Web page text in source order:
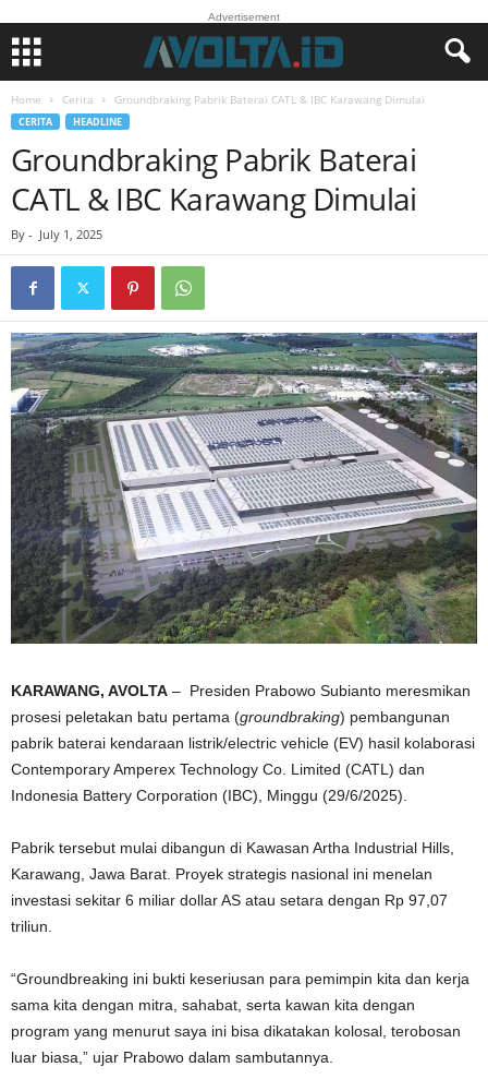
Advertisement
Home Cerita Groundbraking Pabrik Baterai CATL & IBC Karawang Dimulai
CERITA HEADLINE
Groundbraking Pabrik Baterai
CATL & IBC Karawang Dimulai
By - July 1, 2025
KARAWANG, AVOLTA – Presiden Prabowo Subianto meresmikan
prosesi peletakan batu pertama (groundbraking) pembangunan
pabrik baterai kendaraan listrik/electric vehicle (EV) hasil kolaborasi
Contemporary Amperex Technology Co. Limited (CATL) dan
Indonesia Battery Corporation (IBC), Minggu (29/6/2025).
Pabrik tersebut mulai dibangun di Kawasan Artha Industrial Hills,
Karawang, Jawa Barat. Proyek strategis nasional ini menelan
investasi sekitar 6 miliar dollar AS atau setara dengan Rp 97,07
triliun.
“Groundbreaking ini bukti keseriusan para pemimpin kita dan kerja
sama kita dengan mitra, sahabat, serta kawan kita dengan
program yang menurut saya ini bisa dikatakan kolosal, terobosan
luar biasa,” ujar Prabowo dalam sambutannya.